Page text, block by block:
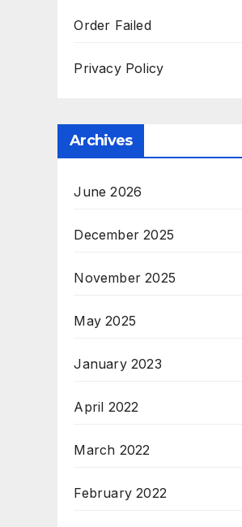
Order Failed
Privacy Policy
Archives
June 2026
December 2025
November 2025
May 2025
January 2023
April 2022
March 2022
February 2022